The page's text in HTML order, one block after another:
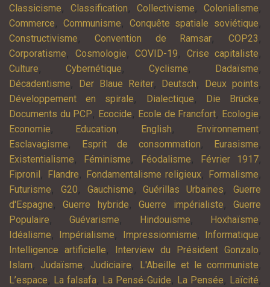
Classicisme, Classification, Collectivisme, Colonialisme,
Commerce, Communisme, Conquête spatiale soviétique,
Constructivisme, Convention de Ramsar, COP23 ,
Corporatisme, Cosmologie, COVID-19, Crise capitaliste,
Culture, Cybernétique, Cyclisme, Dadaïsme,
Décadentisme, Der Blaue Reiter, Deutsch, Deux points,
Développement en spirale, Dialectique, Die Brücke,
Documents du PCP, Ecocide, Ecole de Francfort, Ecologie,
Economie, Education, English, Environnement,
Esclavagisme, Esprit de consommation, Eurasisme,
Existentialisme, Féminisme, Féodalisme, Février 1917,
Fipronil , Flandre, Fondamentalisme religieux, Formalisme,
Futurisme, G20, Gauchisme,Guérillas Urbaines,Guerre
d'Espagne,Guerre hybride,Guerre impérialiste,Guerre
Populaire,Guévarisme, Hindouisme, Hoxhaïsme,
Idéalisme, Impérialisme, Impressionnisme, Informatique,
Intelligence artificielle, Interview du Président Gonzalo,
Islam, Judaïsme, Judiciaire, L'Abeille et le communiste,
L’espace, La falsafa, La Pensé-Guide, La Pensée, Laïcité,